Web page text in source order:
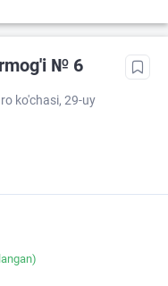
№ 6
ko'chasi, 29-uy